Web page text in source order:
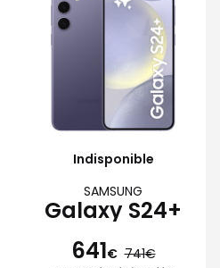
Indisponible
SAMSUNG
Galaxy S24+
641€ 741